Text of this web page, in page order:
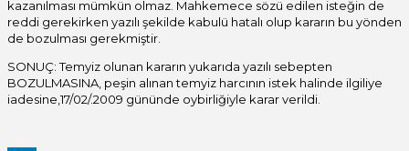
kazanılması mümkün olmaz. Mahkemece sözü edilen isteğin de
reddi gerekirken yazılı şekilde kabulü hatalı olup kararın bu yönden
de bozulması gerekmiştir.
SONUÇ: Temyiz olunan kararın yukarıda yazılı sebepten
BOZULMASINA, peşin alınan temyiz harcının istek halinde ilgiliye
iadesine,17/02/.2009 gününde oybirliğiyle karar verildi.